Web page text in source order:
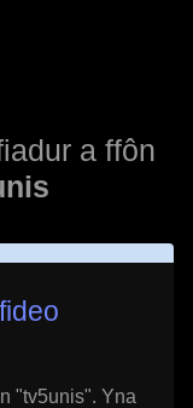
a ffôn
"tv5unis". Yna